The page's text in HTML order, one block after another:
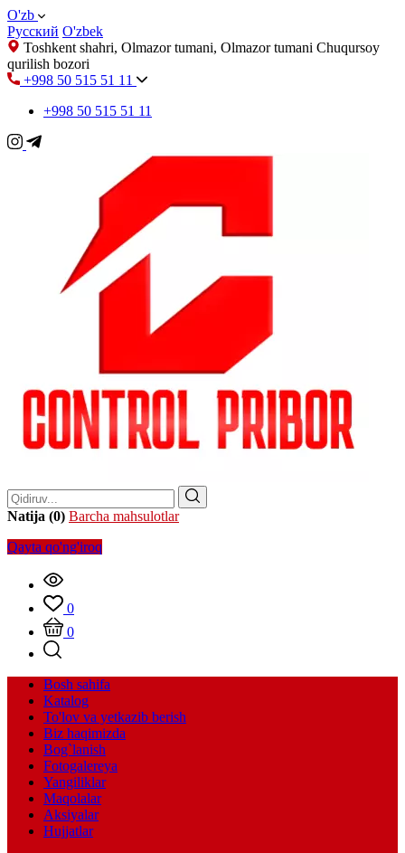
O'zb
Русский O'zbek
Toshkent shahri, Olmazor tumani, Olmazor tumani Chuqursoy
qurilish bozori
+998 50 515 51 11
+998 50 515 51 11
Natija (0) Barcha mahsulotlar
Qayta qo'ng'iroq
0
0
Bosh sahifa
Katalog
To'lov va yetkazib berish
Biz haqimizda
Bog`lanish
Fotogalereya
Yangiliklar
Maqolalar
Aksiyalar
Hujjatlar